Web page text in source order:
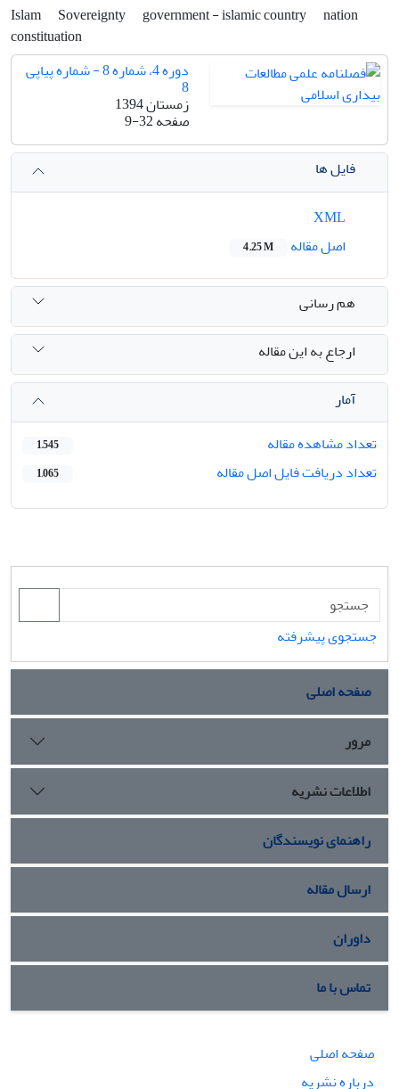
Islam Sovereignty government - islamic country
nation
constituation
دوره 4، شماره 8 - شماره پیاپی
8
زمستان 1394
صفحه9-32
فایل ها
اصل مقاله
4.25 M
هم رسانی
ارجاع به این مقاله
آمار
تعداد مشاهده مقاله
1,545
تعداد دریافت فایل اصل مقاله 1,065
جستجوی پیشرفته
صفحه اصلی
مرور
اطلاعات نشریه
راهنمای نویسندگان
ارسال مقاله
داوران
تماس با ما
صفحه اصلی
درباره نشریه